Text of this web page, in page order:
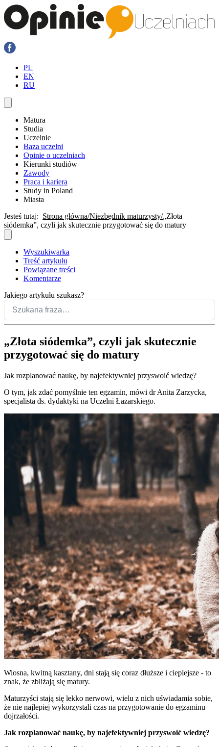
PL
EN
RU
Matura
Studia
Uczelnie
Baza uczelni
Opinie o uczelniach
Kierunki studiów
Zawody
Praca i kariera
Study in Poland
Miasta
Jesteś tutaj: Strona główna Niezbędnik maturzysty „Złota
siódemka”, czyli jak skutecznie przygotować się do matury
Wyszukiwarka
Treść artykułu
Powiązane treści
Komentarze
Jakiego artykułu szukasz?
„Złota siódemka”, czyli jak skutecznie
przygotować się do matury
Jak rozplanować naukę, by najefektywniej przyswoić wiedzę?
O tym, jak zdać pomyślnie ten egzamin, mówi dr Anita Zarzycka,
specjalista ds. dydaktyki na Uczelni Łazarskiego.
Wiosna, kwitną kasztany, dni stają się coraz dłuższe i cieplejsze - to
znak, że zbliżają się matury.
Maturzyści stają się lekko nerwowi, wielu z nich uświadamia sobie,
że nie najlepiej wykorzystali czas na przygotowanie do egzaminu
dojrzałości.
Jak rozplanować naukę, by najefektywniej przyswoić wiedzę?